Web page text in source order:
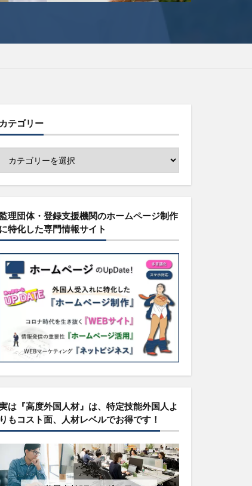
カテゴリー
監理団体・登録支援機関のホームページ制作
に特化した専門情報サイト
は『高度外国人材』は、特定技能外国人よ
りもコスト面、人材レベルでお得です！